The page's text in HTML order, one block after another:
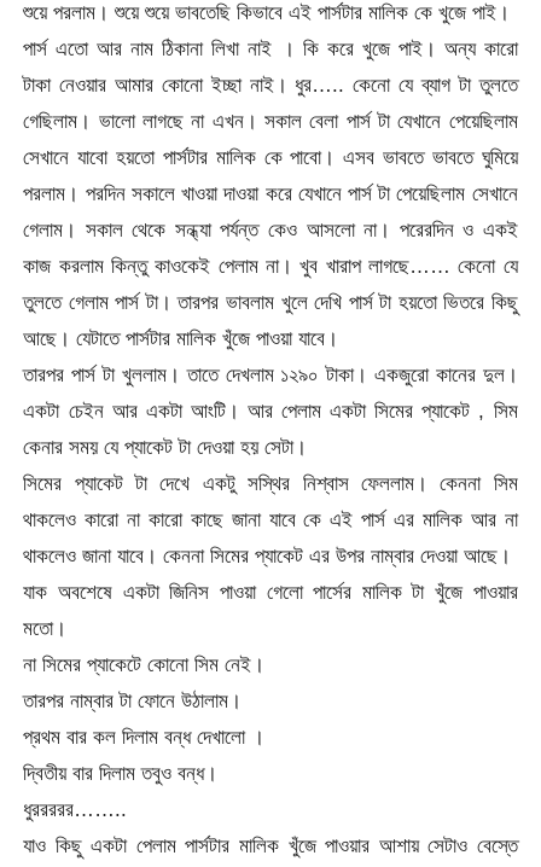
শুয়ে পরলাম। শুয়ে শুয়ে ভাবতেছি কিভাবে এই পার্সটার মালিক কে খুজে পাই।
পার্স এতো আর নাম ঠিকানা লিখা নাই । কি করে খুজে পাই। অন্য কারো
টাকা নেওয়ার আমার কোনো ইচ্ছা নাই। ধুর….. কেনো যে ব্যাগ টা তুলতে
গেছিলাম। ভালো লাগছে না এখন। সকাল বেলা পার্স টা যেখানে পেয়েছিলাম
সেখানে যাবো হয়তো পার্সটার মালিক কে পাবো। এসব ভাবতে ভাবতে ঘুমিয়ে
পরলাম। পরদিন সকালে খাওয়া দাওয়া করে যেখানে পার্স টা পেয়েছিলাম সেখানে
গেলাম। সকাল থেকে সন্ধ্যা পর্যন্ত কেও আসলো না। পরেরদিন ও একই
কাজ করলাম কিন্তু কাওকেই পেলাম না। খুব খারাপ লাগছে…… কেনো যে
তুলতে গেলাম পার্স টা। তারপর ভাবলাম খুলে দেখি পার্স টা হয়তো ভিতরে কিছু
আছে। যেটাতে পার্সটার মালিক খুঁজে পাওয়া যাবে।
তারপর পার্স টা খুললাম। তাতে দেখলাম ১২৯০ টাকা। একজুরো কানের দুল।
একটা চেইন আর একটা আংটি। আর পেলাম একটা সিমের প্যাকেট , সিম
কেনার সময় যে প্যাকেট টা দেওয়া হয় সেটা।
সিমের প্যাকেট টা দেখে একটু সস্থির নিশ্বাস ফেললাম। কেননা সিম
থাকলেও কারো না কারো কাছে জানা যাবে কে এই পার্স এর মালিক আর না
থাকলেও জানা যাবে। কেননা সিমের প্যাকেট এর উপর নাম্বার দেওয়া আছে।
যাক অবশেষে একটা জিনিস পাওয়া গেলো পার্সের মালিক টা খুঁজে পাওয়ার
মতো।
না সিমের প্যাকেটে কোনো সিম নেই।
তারপর নাম্বার টা ফোনে উঠালাম।
প্রথম বার কল দিলাম বন্ধ দেখালো ।
দ্বিতীয় বার দিলাম তবুও বন্ধ।
ধুররররর……..
যাও কিছু একটা পেলাম পার্সটার মালিক খুঁজে পাওয়ার আশায় সেটাও বেস্তে